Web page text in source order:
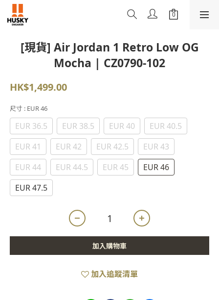
[現貨] Air Jordan 1 Retro Low OG
Mocha | CZ0790-102
HK$1,499.00
尺寸 : EUR 46
EUR 36.5 EUR 38.5 EUR 40
EUR 40.5
EUR 41
EUR 42 EUR 42.5
EUR 43
EUR 44
EUR 44.5 EUR 45
EUR 46
EUR 47.5
加入購物車
加入追蹤清單